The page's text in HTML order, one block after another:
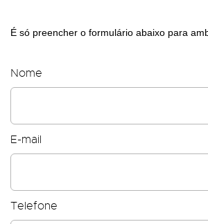
É só preencher o formulário abaixo para
Nome
E-mail
Telefone